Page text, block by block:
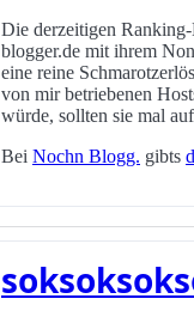
Die derzeitigen
blogger.de mit ihrem
eine reine
von mir betriebenen
würde, sollten sie mal
Bei Nochn Blogg. gibts